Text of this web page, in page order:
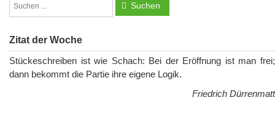
Suchen
Zitat der Woche
Stückeschreiben ist wie Schach: Bei der Eröffnung ist man frei;
dann bekommt die Partie ihre eigene Logik.
Friedrich Dürrenmatt